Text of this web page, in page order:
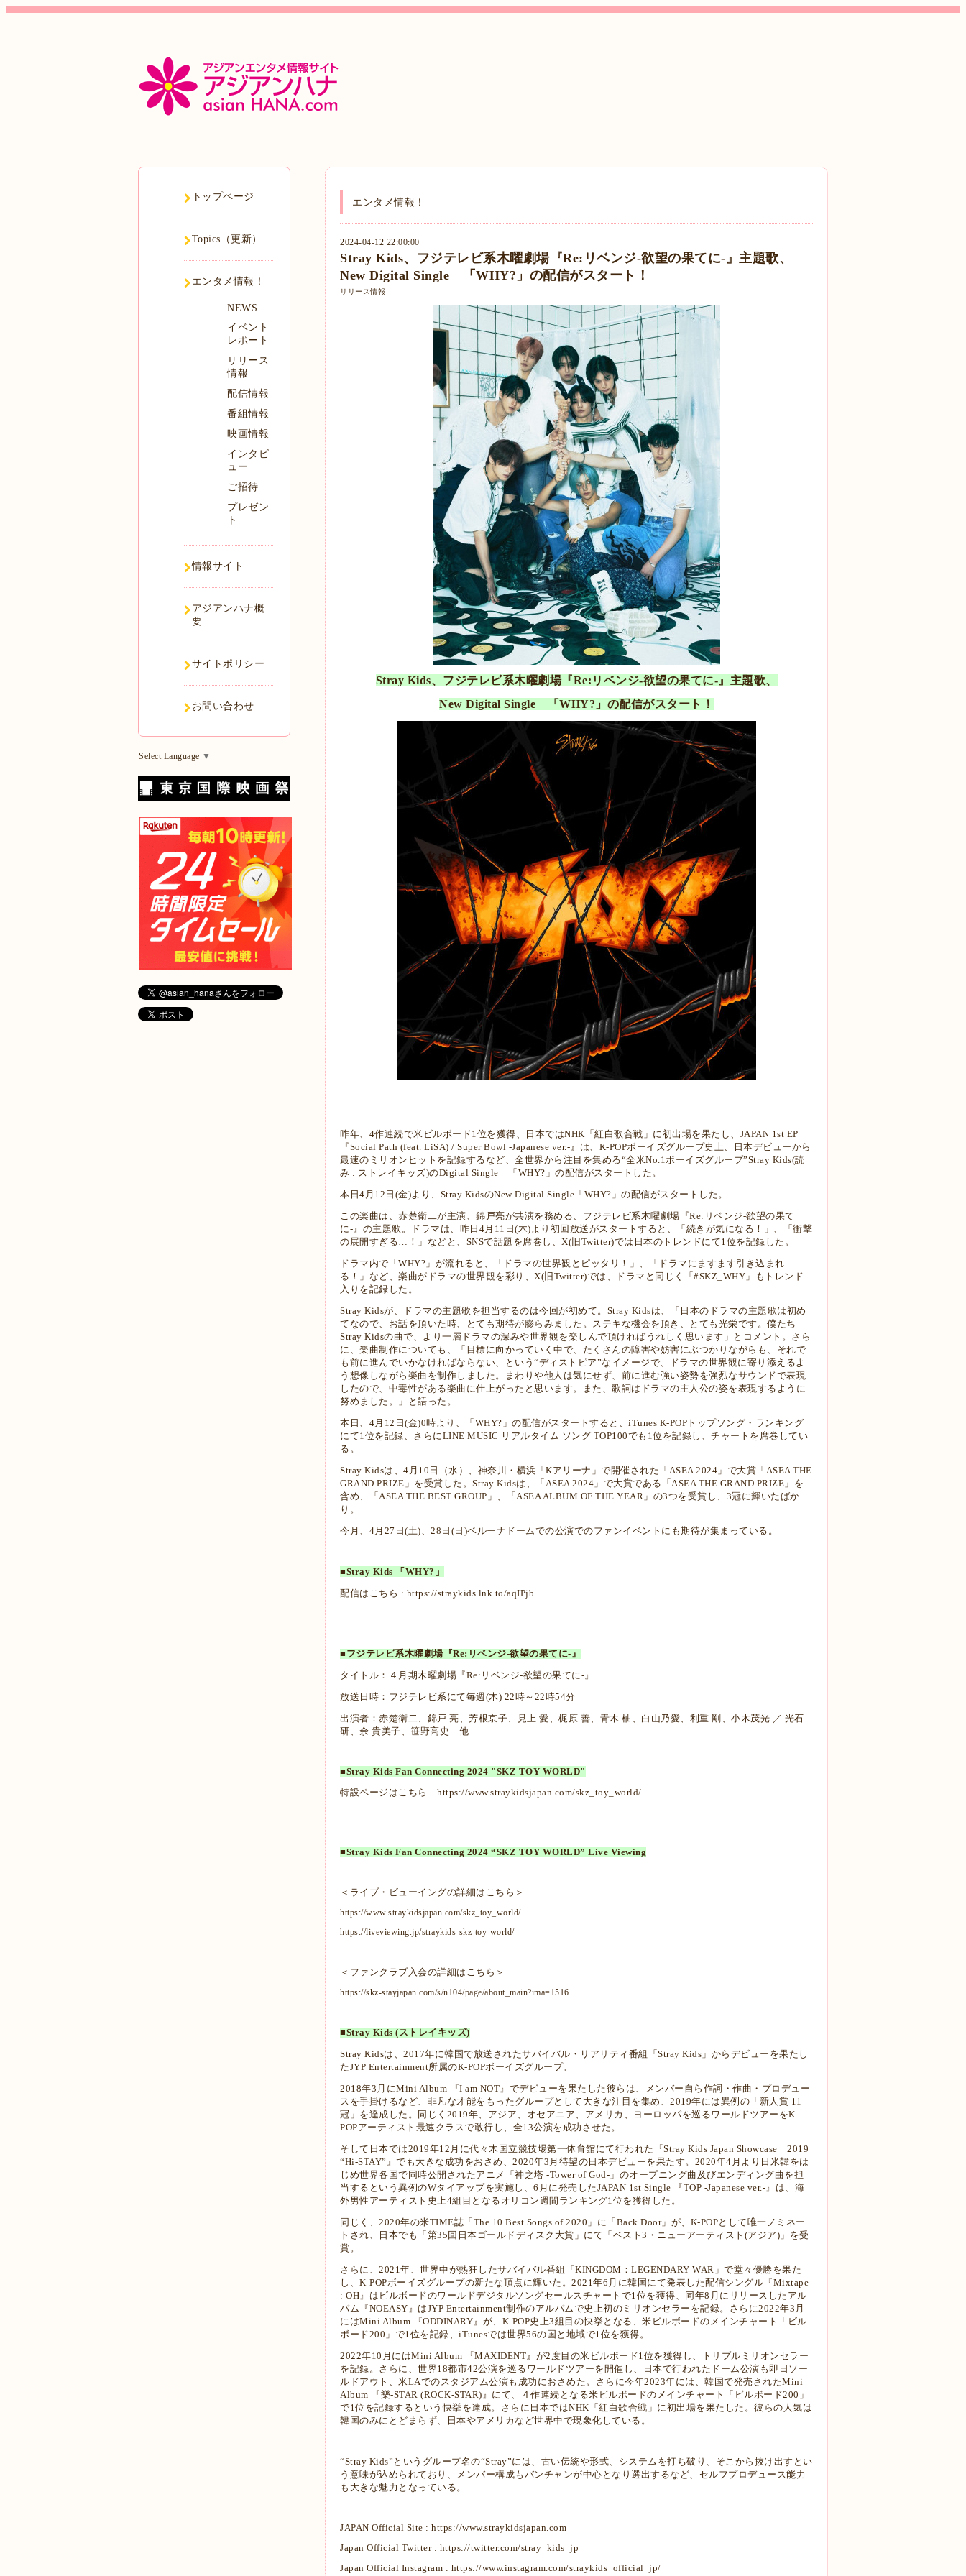
エンタメ情報！
2024-04-12 22:00:00
Stray Kids、フジテレビ系木曜劇場『Re:リベンジ-欲望の果てに-』主題歌、
New Digital Single 「WHY?」の配信がスタート！
リリース情報
Stray Kids、フジテレビ系木曜劇場『Re:リベンジ-欲望の果てに-』主題歌、
New Digital Single 「WHY?」の配信がスタート！
昨年、4作連続で米ビルボード1位を獲得、日本ではNHK「紅白歌合戦」に初出場を果たし、JAPAN 1st EP
『Social Path (feat. LiSA) / Super Bowl -Japanese ver.-』は、K-POPボーイズグループ史上、日本デビューから
最速のミリオンヒットを記録するなど、全世界から注目を集める“全米No.1ボーイズグループ”Stray Kids(読
み : ストレイキッズ)のDigital Single 「WHY?」の配信がスタートした。
本日4月12日(金)より、Stray KidsのNew Digital Single「WHY?」の配信がスタートした。
この楽曲は、赤楚衛二が主演、錦戸亮が共演を務める、フジテレビ系木曜劇場『Re:リベンジ-欲望の果て
に-』の主題歌。ドラマは、昨日4月11日(木)より初回放送がスタートすると、「続きが気になる！」、「衝撃
の展開すぎる…！」などと、SNSで話題を席巻し、X(旧Twitter)では日本のトレンドにて1位を記録した。
ドラマ内で「WHY?」が流れると、「ドラマの世界観とピッタリ！」、「ドラマにますます引き込まれ
る！」など、楽曲がドラマの世界観を彩り、X(旧Twitter)では、ドラマと同じく「#SKZ_WHY」もトレンド
入りを記録した。
Stray Kidsが、ドラマの主題歌を担当するのは今回が初めて。Stray Kidsは、「日本のドラマの主題歌は初め
てなので、お話を頂いた時、とても期待が膨らみました。ステキな機会を頂き、とても光栄です。僕たち
Stray Kidsの曲で、より一層ドラマの深みや世界観を楽しんで頂ければうれしく思います」とコメント。さら
に、楽曲制作についても、「目標に向かっていく中で、たくさんの障害や妨害にぶつかりながらも、それで
も前に進んでいかなければならない、という“ディストピア”なイメージで、ドラマの世界観に寄り添えるよ
う想像しながら楽曲を制作しました。まわりや他人は気にせず、前に進む強い姿勢を強烈なサウンドで表現
したので、中毒性がある楽曲に仕上がったと思います。また、歌詞はドラマの主人公の姿を表現するように
努めました。」と語った。
本日、4月12日(金)0時より、「WHY?」の配信がスタートすると、iTunes K-POPトップソング・ランキング
にて1位を記録、さらにLINE MUSIC リアルタイム ソング TOP100でも1位を記録し、チャートを席巻してい
る。
Stray Kidsは、4月10日（水）、神奈川・横浜「Kアリーナ」で開催された「ASEA 2024」で大賞「ASEA THE
GRAND PRIZE」を受賞した。Stray Kidsは、「ASEA 2024」で大賞である「ASEA THE GRAND PRIZE」を
含め、「ASEA THE BEST GROUP」、「ASEA ALBUM OF THE YEAR」の3つを受賞し、3冠に輝いたばか
り。
今月、4月27日(土)、28日(日)ベルーナドームでの公演でのファンイベントにも期待が集まっている。
■Stray Kids 「WHY?」
配信はこちら : https://straykids.lnk.to/aqIPjb
■フジテレビ系木曜劇場『Re:リベンジ-欲望の果てに-』
タイトル：４月期木曜劇場『Re:リベンジ-欲望の果てに-』
放送日時：フジテレビ系にて毎週(木) 22時～22時54分
出演者：赤楚衛二、錦戸 亮、芳根京子、見上 愛、梶原 善、青木 柚、白山乃愛、利重 剛、小木茂光 ／ 光石
研、余 貴美子、笹野高史 他
■Stray Kids Fan Connecting 2024 "SKZ TOY WORLD"
特設ページはこちら https://www.straykidsjapan.com/skz_toy_world/
■Stray Kids Fan Connecting 2024 “SKZ TOY WORLD” Live Viewing
＜ライブ・ビューイングの詳細はこちら＞
https://www.straykidsjapan.com/skz_toy_world/
https://liveviewing.jp/straykids-skz-toy-world/
＜ファンクラブ入会の詳細はこちら＞
https://skz-stayjapan.com/s/n104/page/about_main?ima=1516
■Stray Kids (ストレイキッズ)
Stray Kidsは、2017年に韓国で放送されたサバイバル・リアリティ番組「Stray Kids」からデビューを果たし
たJYP Entertainment所属のK-POPボーイズグループ。
2018年3月にMini Album 『I am NOT』でデビューを果たした彼らは、メンバー自ら作詞・作曲・プロデュー
スを手掛けるなど、非凡な才能をもったグループとして大きな注目を集め、2019年には異例の「新人賞 11
冠」を達成した。同じく2019年、アジア、オセアニア、アメリカ、ヨーロッパを巡るワールドツアーをK-
POPアーティスト最速クラスで敢行し、全13公演を成功させた。
そして日本では2019年12月に代々木国立競技場第一体育館にて行われた『Stray Kids Japan Showcase 2019
“Hi-STAY”』でも大きな成功をおさめ、2020年3月待望の日本デビューを果たす。2020年4月より日米韓をは
じめ世界各国で同時公開されたアニメ「神之塔 -Tower of God-」のオープニング曲及びエンディング曲を担
当するという異例のWタイアップを実施し、6月に発売したJAPAN 1st Single 『TOP -Japanese ver.-』は、海
外男性アーティスト史上4組目となるオリコン週間ランキング1位を獲得した。
同じく、2020年の米TIME誌「The 10 Best Songs of 2020」に「Back Door」が、K-POPとして唯一ノミネー
トされ、日本でも「第35回日本ゴールドディスク大賞」にて「ベスト3・ニューアーティスト(アジア)」を受
賞。
さらに、2021年、世界中が熱狂したサバイバル番組「KINGDOM：LEGENDARY WAR」で堂々優勝を果た
し、K-POPボーイズグループの新たな頂点に輝いた。2021年6月に韓国にて発表した配信シングル『Mixtape
: OH』はビルボードのワールドデジタルソングセールスチャートで1位を獲得、同年8月にリリースしたアル
バム『NOEASY』はJYP Entertainment制作のアルバムで史上初のミリオンセラーを記録。さらに2022年3月
にはMini Album 『ODDINARY』が、K-POP史上3組目の快挙となる、米ビルボードのメインチャート「ビル
ボード200」で1位を記録、iTunesでは世界56の国と地域で1位を獲得。
2022年10月にはMini Album 『MAXIDENT』が2度目の米ビルボード1位を獲得し、トリプルミリオンセラー
を記録。さらに、世界18都市42公演を巡るワールドツアーを開催し、日本で行われたドーム公演も即日ソー
ルドアウト、米LAでのスタジアム公演も成功におさめた。さらに今年2023年には、韓国で発売されたMini
Album 『樂-STAR (ROCK-STAR)』にて、４作連続となる米ビルボードのメインチャート「ビルボード200」
で1位を記録するという快挙を達成。さらに日本ではNHK「紅白歌合戦」に初出場を果たした。彼らの人気は
韓国のみにとどまらず、日本やアメリカなど世界中で現象化している。
“Stray Kids”というグループ名の“Stray”には、古い伝統や形式、システムを打ち破り、そこから抜け出すとい
う意味が込められており、メンバー構成もバンチャンが中心となり選出するなど、セルフプロデュース能力
も大きな魅力となっている。
JAPAN Official Site : https://www.straykidsjapan.com
Japan Official Twitter : https://twitter.com/stray_kids_jp
Japan Official Instagram : https://www.instagram.com/straykids_official_jp/
トップページ
Topics（更新）
エンタメ情報！
NEWS
イベント
レポート
リリース
情報
配信情報
番組情報
映画情報
インタビ
ュー
ご招待
プレゼン
ト
情報サイト
アジアンハナ概
要
サイトポリシー
お問い合わせ
Select Language ▼